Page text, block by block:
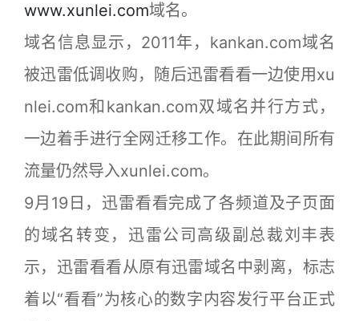
www.xunlei.com域名。
域名信息显示，2011年，kankan.com域名
被迅雷低调收购，随后迅雷看看一边使用xu
nlei.com和kankan.com双域名并行方式，
一边着手进行全网迁移工作。在此期间所有
流量仍然导入xunlei.com。
9月19日，迅雷看看完成了各频道及子页面
的域名转变，迅雷公司高级副总裁刘丰表
示，迅雷看看从原有迅雷域名中剥离，标志
着以“看看”为核心的数字内容发行平台正式